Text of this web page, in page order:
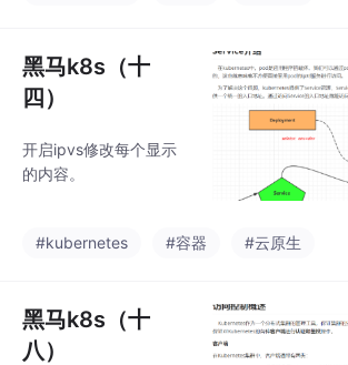
黑马k8s（十
四）
开启ipvs修改每个显示
的内容。
#kubernetes #容器 #云原生
黑马k8s（十
八）